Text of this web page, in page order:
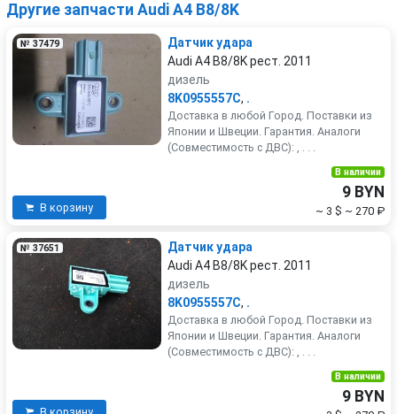
Другие запчасти Audi A4 B8/8K
№ 37479
Датчик удара
Audi A4 B8/8K рест. 2011
дизель
8K0955557C, .
Доставка в любой Город. Поставки из
Японии и Швеции. Гарантия. Аналоги
(Совместимость с ДВС): , . . .
В корзину
В наличии
9 BYN
~ 3 $ ~ 270 ₽
№ 37651
Датчик удара
Audi A4 B8/8K рест. 2011
дизель
8K0955557C, .
Доставка в любой Город. Поставки из
Японии и Швеции. Гарантия. Аналоги
(Совместимость с ДВС): , . . .
В наличии
9 BYN